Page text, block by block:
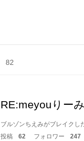
82
RE:meyouりー
ブルゾンちえみがブレイクし
投稿
62 フォロワー 247